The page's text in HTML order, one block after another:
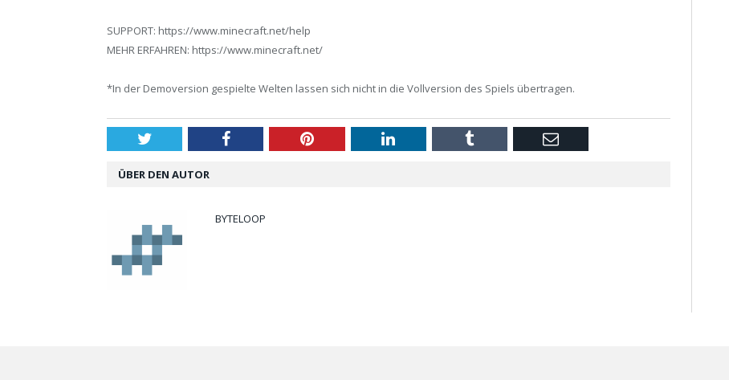
SUPPORT: https://www.minecraft.net/help
MEHR ERFAHREN: https://www.minecraft.net/
*In der Demoversion gespielte Welten lassen sich nicht in die Vollversion des Spiels übertragen.
Twitter Facebook Pinterest LinkedIn Tumblr Email
ÜBER DEN AUTOR
BYTELOOP